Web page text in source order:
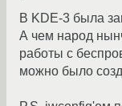
В KDE-3 была
А чем народ
работы с
можно было